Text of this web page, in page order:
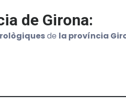
de Girona:
de la província